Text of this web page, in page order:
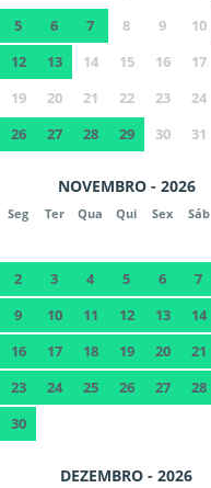
5
6 7 8 9 10
12
13 14 15 16 17
19
20 21 22 23 24
26
27 28 29 30 31
NOVEMBRO - 2026
Seg Ter Qua Qui Sex Sáb
2
3 4 5 6 7
9
10 11 12 13 14
16
17 18 19 20 21
23
24 25 26 27 28
30
DEZEMBRO - 2026